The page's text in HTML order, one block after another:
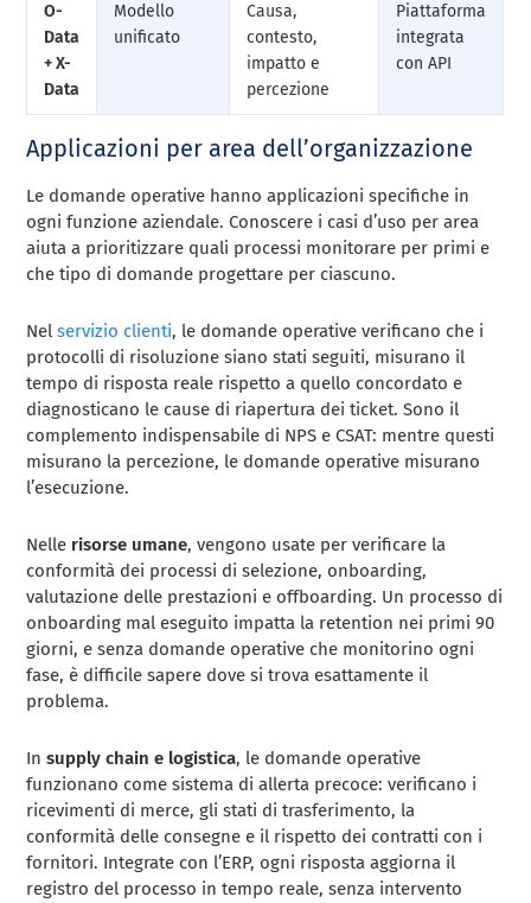
O-
Data
+ X-
Data
Modello
unificato
Causa,
contesto,
impatto e
percezione
Piattaforma
integrata
con API
Applicazioni per area dell’organizzazione
Le domande operative hanno applicazioni specifiche in
ogni funzione aziendale. Conoscere i casi d’uso per area
aiuta a prioritizzare quali processi monitorare per primi e
che tipo di domande progettare per ciascuno.
Nelservizio clienti, le domande operative verificano che i
protocolli di risoluzione siano stati seguiti, misurano il
tempo di risposta reale rispetto a quello concordato e
diagnosticano le cause di riapertura dei ticket. Sono il
complemento indispensabile di NPS e CSAT: mentre questi
misurano la percezione, le domande operative misurano
l’esecuzione.
Nelle risorse umane, vengono usate per verificare la
conformità dei processi di selezione, onboarding,
valutazione delle prestazioni e offboarding. Un processo di
onboarding mal eseguito impatta la retention nei primi 90
giorni, e senza domande operative che monitorino ogni
fase, è difficile sapere dove si trova esattamente il
problema.
Insupply chain e logistica, le domande operative
funzionano come sistema di allerta precoce: verificano i
ricevimenti di merce, gli stati di trasferimento, la
conformità delle consegne e il rispetto dei contratti con i
fornitori. Integrate con l’ERP, ogni risposta aggiorna il
registro del processo in tempo reale, senza intervento